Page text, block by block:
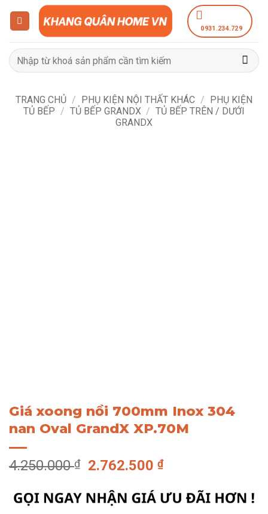
dung
0931.234.729
Tìm
kiếm:
TRANG CHỦ / PHỤ KIỆN NỘI THẤT KHÁC / PHỤ KIỆN
TỦ BẾP / TỦ BẾP GRANDX / TỦ BẾP TRÊN / DƯỚI
GRANDX
Giá xoong nồi 700mm Inox 304
nan Oval GrandX XP.70M
4.250.000₫
Giá
là:
4.250.000 ₫.
2.762.500₫Giá
tại
là: